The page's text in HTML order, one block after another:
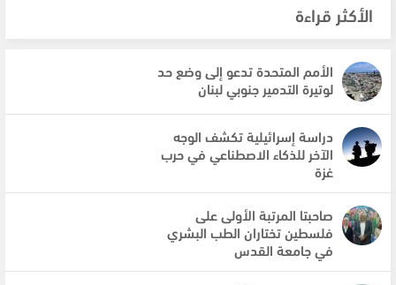
الأكثر قراءة
الأمم المتحدة تدعو إلى وضع حد
لوتيرة التدمير جنوبي لبنان
دراسة إسرائيلية تكشف الوجه
الآخر للذكاء الاصطناعي في حرب
غزة
صاحبتا المرتبة الأولى على
فلسطين تختاران الطب البشري
في جامعة القدس